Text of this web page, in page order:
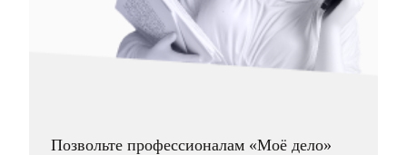
Позвольте профессионалам «Моё дело»